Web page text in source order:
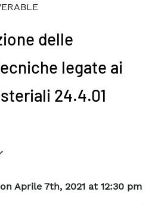
delle
legate ai
24.4.01
Aprile 7th, 2021 at 12:30 pm